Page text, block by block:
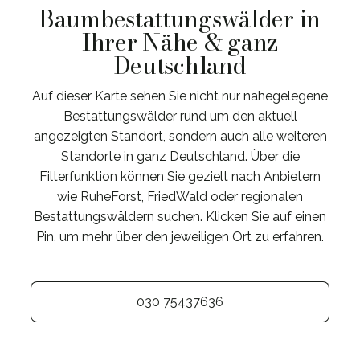
Baumbestattungswälder in
Ihrer Nähe & ganz
Deutschland
Auf dieser Karte sehen Sie nicht nur nahegelegene
Bestattungswälder rund um den aktuell
angezeigten Standort, sondern auch alle weiteren
Standorte in ganz Deutschland. Über die
Filterfunktion können Sie gezielt nach Anbietern
wie RuheForst, FriedWald oder regionalen
Bestattungswäldern suchen. Klicken Sie auf einen
Pin, um mehr über den jeweiligen Ort zu erfahren.
030 75437636